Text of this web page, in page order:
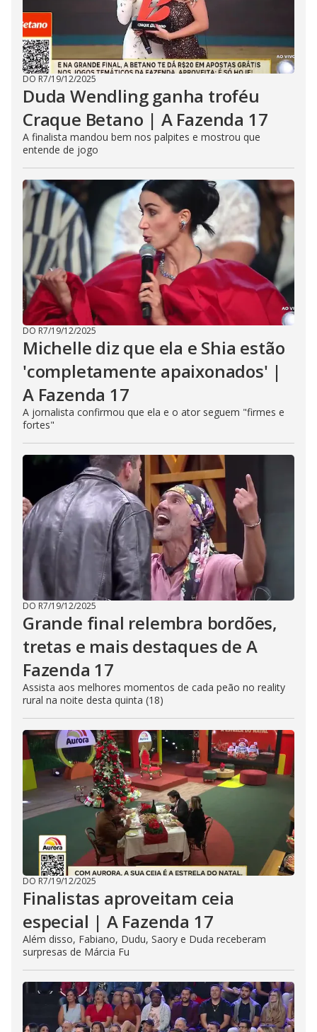
DO R7/19/12/2025
Duda Wendling ganha troféu
Craque Betano | A Fazenda 17
A finalista mandou bem nos palpites e mostrou que
entende de jogo
DO R7/19/12/2025
Michelle diz que ela e Shia estão
'completamente apaixonados' |
A Fazenda 17
A jornalista confirmou que ela e o ator seguem "firmes e
fortes"
DO R7/19/12/2025
Grande final relembra bordões,
tretas e mais destaques de A
Fazenda 17
Assista aos melhores momentos de cada peão no reality
rural na noite desta quinta (18)
DO R7/19/12/2025
Finalistas aproveitam ceia
especial | A Fazenda 17
Além disso, Fabiano, Dudu, Saory e Duda receberam
surpresas de Márcia Fu